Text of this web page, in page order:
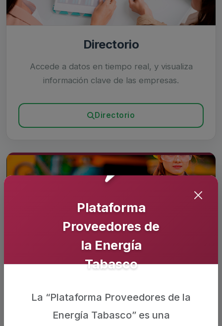
Directorio
Accede a datos en tiempo real, y visualiza
información clave de las empresas.
Directorio
Operadoras
perfiles corporativos.
Plataforma
Proveedores de
la Energía
Tabasco
La “Plataforma Proveedores de la
Energía Tabasco” es una